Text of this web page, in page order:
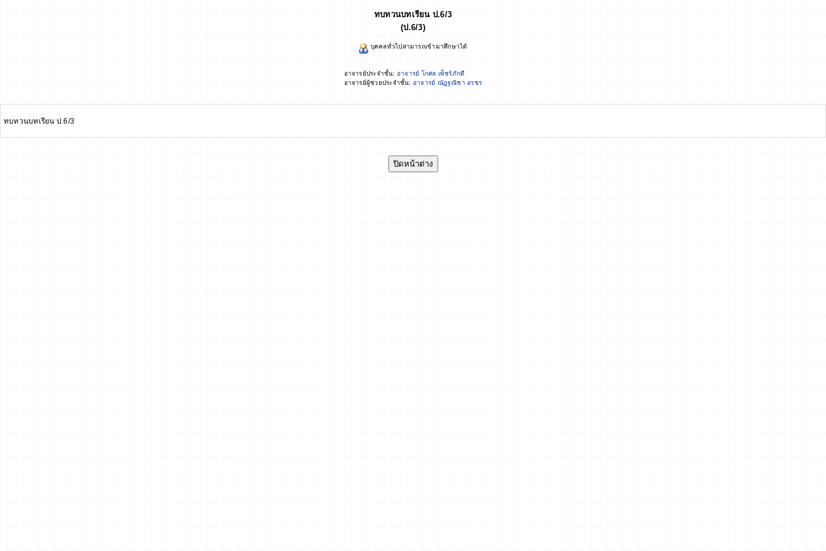
ทบทวนบทเรียน ป.6/3
(ป.6/3)
บุคคลทั่วไปสามารถเข้ามาศึกษาได้
อาจารย์ประจำชั้น: อาจารย์ โกศล เพ็ชร์ภักดี
อาจารย์ผู้ช่วยประจำชั้น: อาจารย์ ณัฏฐณิชา อรชร
ทบทวนบทเรียน ป.6/3